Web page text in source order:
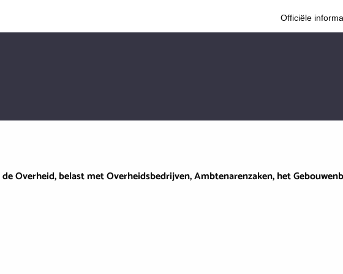
Officiële
Overheid, belast met Overheidsbedrijven, Ambtenarenzaken, het